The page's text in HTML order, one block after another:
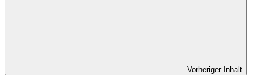
Vorheriger Inhalt